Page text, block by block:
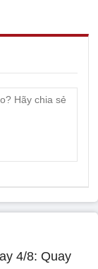
4/8: Quay